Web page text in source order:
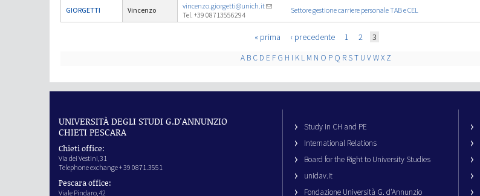
GIORGETTI
Vincenzo
vincenzo.giorgetti@unich.it
Tel. +39 08713556294
Settore gestione carriere personale TAB e CEL
« prima ‹ precedente 1 2 3
A B C D E F G H I K L M N O P Q R S T U V W X Z
UNIVERSITÀ DEGLI STUDI G.D'ANNUNZIO
CHIETI PESCARA
Chieti office:
Via dei Vestini,31
Telephone exchange + 39 0871.3551
Pescara office:
Viale Pindaro,42
Study in CH and PE
International Relations
Board for the Right to University Studies
unidav.it
Fondazione Università G. d’Annunzio